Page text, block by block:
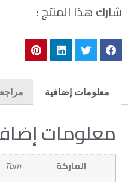
شارك هذا المنتج :
معلومات إضافية
معلومات
الماركة
Tom